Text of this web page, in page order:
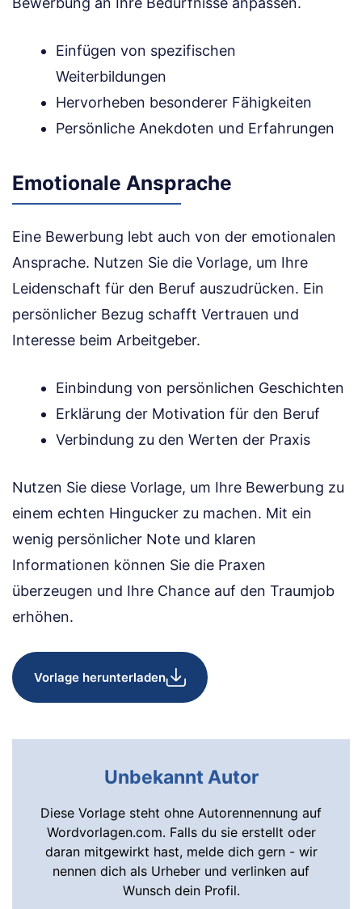
Einfügen von spezifischen
Weiterbildungen
Hervorheben besonderer Fähigkeiten
Persönliche Anekdoten und Erfahrungen
Emotionale Ansprache
Eine Bewerbung lebt auch von der emotionalen
Ansprache. Nutzen Sie die Vorlage, um Ihre
Leidenschaft für den Beruf auszudrücken. Ein
persönlicher Bezug schafft Vertrauen und
Interesse beim Arbeitgeber.
Einbindung von persönlichen Geschichten
Erklärung der Motivation für den Beruf
Verbindung zu den Werten der Praxis
Nutzen Sie diese Vorlage, um Ihre Bewerbung zu
einem echten Hingucker zu machen. Mit ein
wenig persönlicher Note und klaren
Informationen können Sie die Praxen
überzeugen und Ihre Chance auf den Traumjob
erhöhen.
Vorlage herunterladen
Unbekannt Autor
Diese Vorlage steht ohne Autorennennung auf
Wordvorlagen.com. Falls du sie erstellt oder
daran mitgewirkt hast, melde dich gern - wir
nennen dich als Urheber und verlinken auf
Wunsch dein Profil.